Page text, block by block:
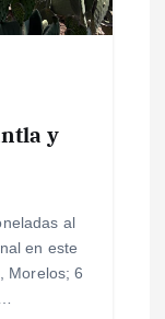
y
al
en este
Morelos; 6